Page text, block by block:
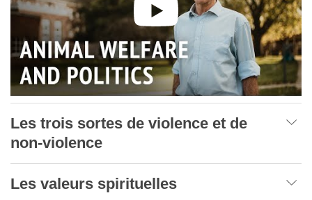
Les trois sortes de violence et de
non-violence
Les valeurs spirituelles